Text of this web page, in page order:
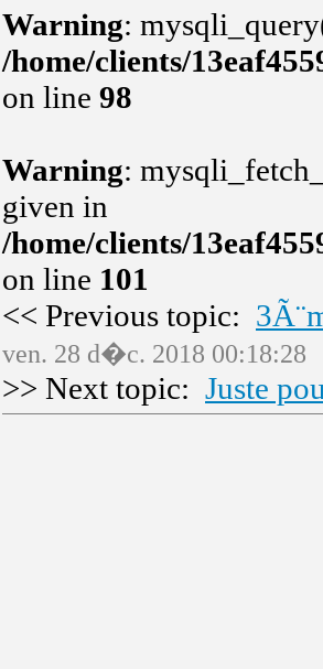
Warning:
/home/clients/
on line 98
Warning:
given in
/home/clients/
on line 101
<< Previous topic:
ven. 28 d�c. 2018 00:18:28
>> Next topic: Juste